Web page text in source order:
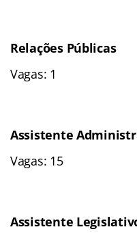
Relações Públicas
Vagas: 1
Assistente
Vagas: 15
Assistente